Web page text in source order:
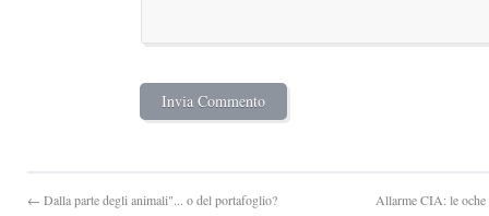
← Dalla parte degli animali"... o del portafoglio? Allarme CIA: le